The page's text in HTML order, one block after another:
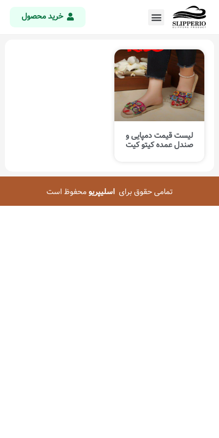
خرید محصول
لیست قیمت دمپایی و
صندل عمده کیتو کیت
تمامی حقوق برایاسلیپریومحفوظ است